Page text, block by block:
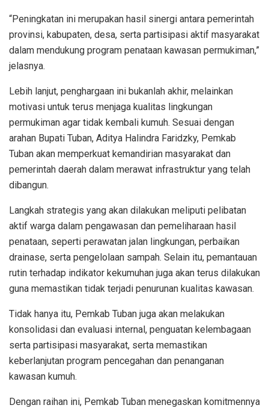
“Peningkatan ini merupakan hasil sinergi antara pemerintah
provinsi, kabupaten, desa, serta partisipasi aktif masyarakat
dalam mendukung program penataan kawasan permukiman,”
jelasnya.
Lebih lanjut, penghargaan ini bukanlah akhir, melainkan
motivasi untuk terus menjaga kualitas lingkungan
permukiman agar tidak kembali kumuh. Sesuai dengan
arahan Bupati Tuban, Aditya Halindra Faridzky, Pemkab
Tuban akan memperkuat kemandirian masyarakat dan
pemerintah daerah dalam merawat infrastruktur yang telah
dibangun.
Langkah strategis yang akan dilakukan meliputi pelibatan
aktif warga dalam pengawasan dan pemeliharaan hasil
penataan, seperti perawatan jalan lingkungan, perbaikan
drainase, serta pengelolaan sampah. Selain itu, pemantauan
rutin terhadap indikator kekumuhan juga akan terus dilakukan
guna memastikan tidak terjadi penurunan kualitas kawasan.
Tidak hanya itu, Pemkab Tuban juga akan melakukan
konsolidasi dan evaluasi internal, penguatan kelembagaan
serta partisipasi masyarakat, serta memastikan
keberlanjutan program pencegahan dan penanganan
kawasan kumuh.
Dengan raihan ini, Pemkab Tuban menegaskan komitmennya